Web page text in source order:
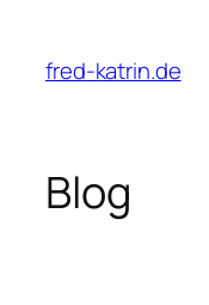
treścifred-katrin.de
Blog